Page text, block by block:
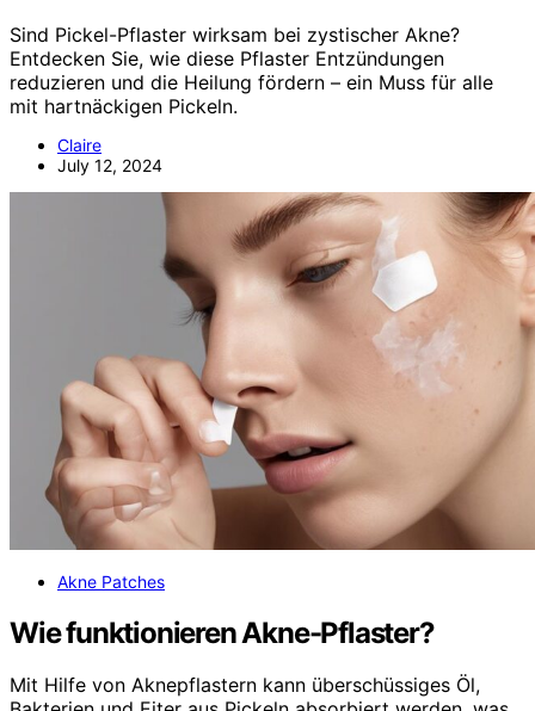
Sind Pickel-Pflaster wirksam bei zystischer Akne?
Entdecken Sie, wie diese Pflaster Entzündungen
reduzieren und die Heilung fördern – ein Muss für alle
mit hartnäckigen Pickeln.
Claire
July 12, 2024
Akne Patches
Wie funktionieren Akne-Pflaster?
Mit Hilfe von Aknepflastern kann überschüssiges Öl,